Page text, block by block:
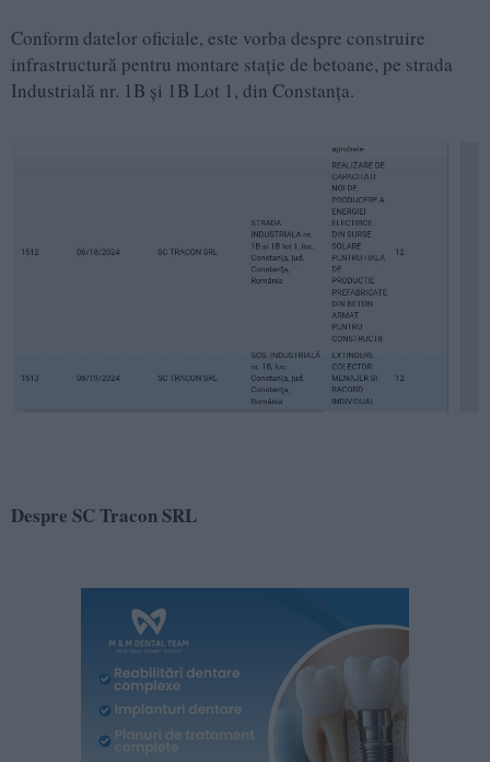
Conform datelor oficiale, este vorba despre construire
infrastructură pentru montare stație de betoane, pe strada
Industrială nr. 1B și 1B Lot 1, din Constanţa.
Despre SC Tracon SRL